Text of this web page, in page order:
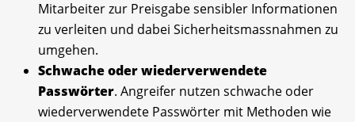
Mitarbeiter zur Preisgabe sensibler Informationen
zu verleiten und dabei Sicherheitsmassnahmen zu
umgehen.
Schwache oder wiederverwendete
Passwörter. Angreifer nutzen schwache oder
wiederverwendete Passwörter mit Methoden wie